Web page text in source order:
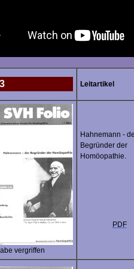
Leitartikel
vergriffen
Hahnemann -
Begründer der
Homöopathie.
PDF